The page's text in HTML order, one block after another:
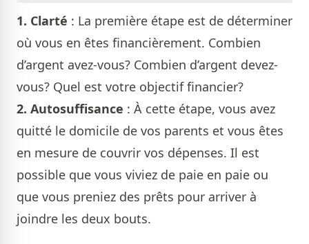
1. Clarté : La première étape est de déterminer
où vous en êtes financièrement. Combien
d’argent avez-vous? Combien d’argent devez-
vous? Quel est votre objectif financier?
2. Autosuffisance : À cette étape, vous avez
quitté le domicile de vos parents et vous êtes
en mesure de couvrir vos dépenses. Il est
possible que vous viviez de paie en paie ou
que vous preniez des prêts pour arriver à
joindre les deux bouts.